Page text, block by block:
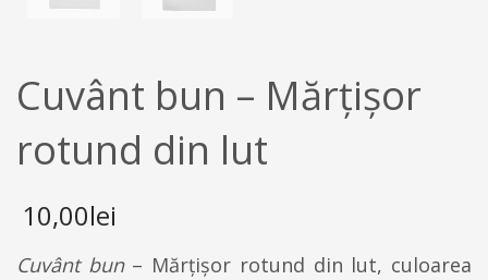
Cuvânt bun – Mărțișor
rotund din lut
10,00lei
Cuvânt bun– Mărţişor rotund din lut, culoarea